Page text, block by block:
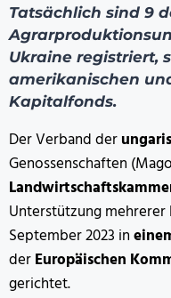
Tatsächlich sind 9
Ukraine registriert,
amerikanischen
Kapitalfonds.
Der Verband der
Genossenschaften
Unterstützung
September 2023 in
derEuropäischen
gerichtet.